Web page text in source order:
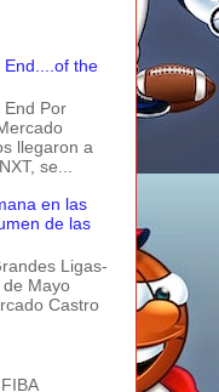
End....of the
End Por
a
se...
en las
de las
Ligas-
Mayo
Castro